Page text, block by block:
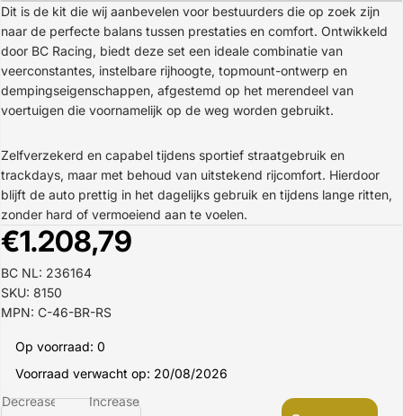
Dit is de kit die wij aanbevelen voor bestuurders die op zoek zijn
naar de perfecte balans tussen prestaties en comfort. Ontwikkeld
door BC Racing, biedt deze set een ideale combinatie van
veerconstantes, instelbare rijhoogte, topmount-ontwerp en
dempingseigenschappen, afgestemd op het merendeel van
voertuigen die voornamelijk op de weg worden gebruikt.
Zelfverzekerd en capabel tijdens sportief straatgebruik en
trackdays, maar met behoud van uitstekend rijcomfort. Hierdoor
blijft de auto prettig in het dagelijks gebruik en tijdens lange ritten,
zonder hard of vermoeiend aan te voelen.
€1.208,79
BC NL: 236164
SKU: 8150
MPN: C-46-BR-RS
Op voorraad: 0
Voorraad verwacht op: 20/08/2026
Decrease
Increase